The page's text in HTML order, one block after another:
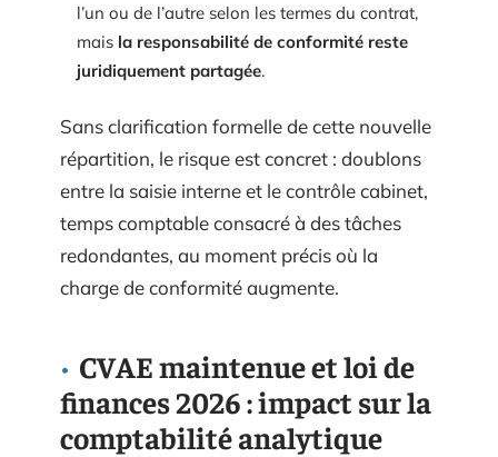
l’un ou de l’autre selon les termes du contrat,
mais la responsabilité de conformité reste
juridiquement partagée.
Sans clarification formelle de cette nouvelle
répartition, le risque est concret : doublons
entre la saisie interne et le contrôle cabinet,
temps comptable consacré à des tâches
redondantes, au moment précis où la
charge de conformité augmente.
CVAE maintenue et loi de
finances 2026 : impact sur la
comptabilité analytique